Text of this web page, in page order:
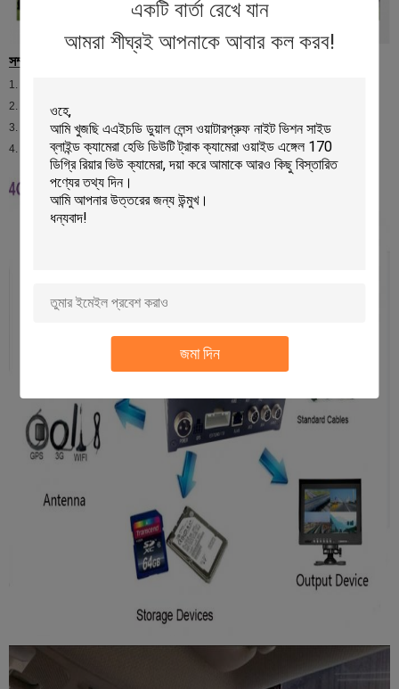
একটি বার্তা রেখে যান
আমরা শীঘ্রই আপনাকে আবার কল করব!
জমা দিন
সম্পূর্ণ সেট
1. বিকল্পের জন্য 3 জিপিএস ওয়াইফাই সহ এক এমডিভিআর
2. 4 এএইচডি ক্যামেরা / এক্সটেনশন তারের সঙ্গে 4 এনালগ ক্যামেরা
3. একটি হার্ড ডিস্ক
4. একটি মনিটর, সাউন্ড পিক আপ, বিকল্পের জন্য Talkback ডিভাইস